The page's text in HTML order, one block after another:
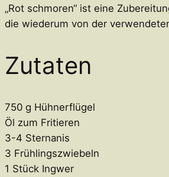
„Rot schmoren“ ist eine
die wiederum von der
Zutaten
750 g Hühnerflügel
Öl zum Fritieren
3-4 Sternanis
3 Frühlingszwiebeln
1 Stück Ingwer